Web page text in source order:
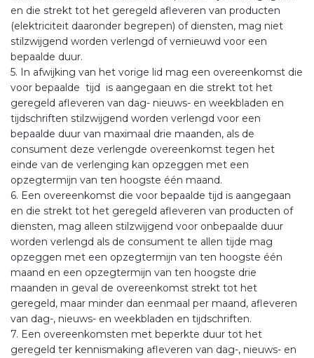
en die strekt tot het geregeld afleveren van producten
(elektriciteit daaronder begrepen) of diensten, mag niet
stilzwijgend worden verlengd of vernieuwd voor een
bepaalde duur.
5. In afwijking van het vorige lid mag een overeenkomst die
voor bepaalde tijd is aangegaan en die strekt tot het
geregeld afleveren van dag- nieuws- en weekbladen en
tijdschriften stilzwijgend worden verlengd voor een
bepaalde duur van maximaal drie maanden, als de
consument deze verlengde overeenkomst tegen het
einde van de verlenging kan opzeggen met een
opzegtermijn van ten hoogste één maand.
6. Een overeenkomst die voor bepaalde tijd is aangegaan
en die strekt tot het geregeld afleveren van producten of
diensten, mag alleen stilzwijgend voor onbepaalde duur
worden verlengd als de consument te allen tijde mag
opzeggen met een opzegtermijn van ten hoogste één
maand en een opzegtermijn van ten hoogste drie
maanden in geval de overeenkomst strekt tot het
geregeld, maar minder dan eenmaal per maand, afleveren
van dag-, nieuws- en weekbladen en tijdschriften.
7. Een overeenkomsten met beperkte duur tot het
geregeld ter kennismaking afleveren van dag-, nieuws- en